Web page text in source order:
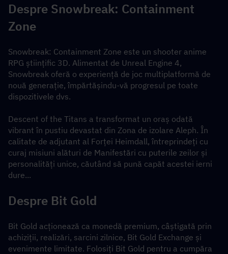
Despre Snowbreak: Containment
Zone
Snowbreak: Containment Zone este un shooter anime
RPG științific 3D. Alimentat de Unreal Engine 4,
Snowbreak oferă o experiență de joc multiplatformă de
nouă generație, împărtășindu-vă progresul pe toate
dispozitivele dvs.
Descent of the Titans a transformat un oraș odată
vibrant în pustiu devastat din Zona de izolare Aleph. În
calitate de adjutant al Forței Heimdall, întreprindeți cu
curaj misiuni alături de Manifestări cu puterile zeilor și
personalități unice, căutând să pună capăt acestei ierni
dure...
Despre Bit Gold
Bit Gold acționează ca monedă premium, câștigată prin
achiziții, realizări, sarcini zilnice, Bit Gold Exchange și
evenimente limitate. Folosiți Bit Gold pentru a cumpăra